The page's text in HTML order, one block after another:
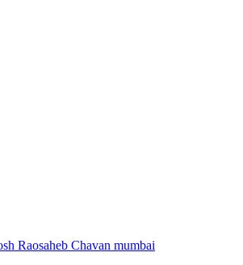
Raosaheb Chavan mumbai